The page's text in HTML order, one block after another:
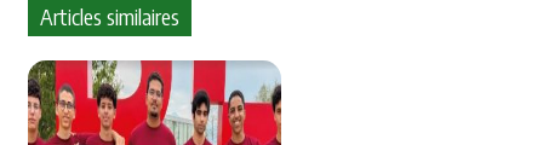
Articles similaires